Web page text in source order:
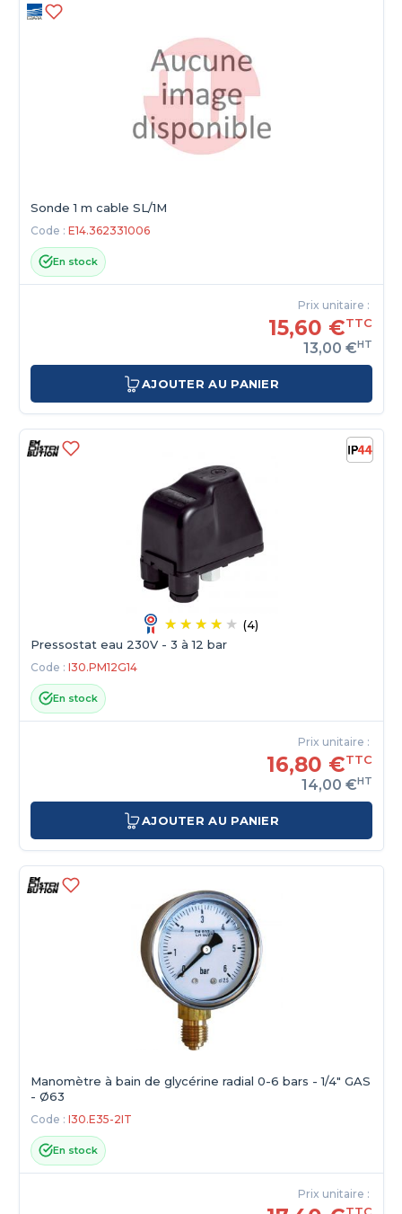
Sonde 1 m cable SL/1M
Code : E14.362331006
En stock
Prix unitaire :
15,60 €TTC
13,00 €HT
AJOUTER AU PANIER
(4)
Pressostat eau 230V - 3 à 12 bar
Code : I30.PM12G14
En stock
Prix unitaire :
16,80 €TTC
14,00 €HT
AJOUTER AU PANIER
Manomètre à bain de glycérine radial 0-6 bars - 1/4" GAS
- Ø63
Code : I30.E35-2IT
En stock
Prix unitaire :